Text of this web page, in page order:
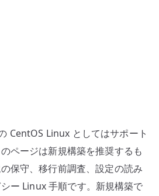
CentOS Linux としてはサポート
ページは新規構築を推奨するも
保守、移行前調査、設定の読み
ー Linux 手順です。新規構築で